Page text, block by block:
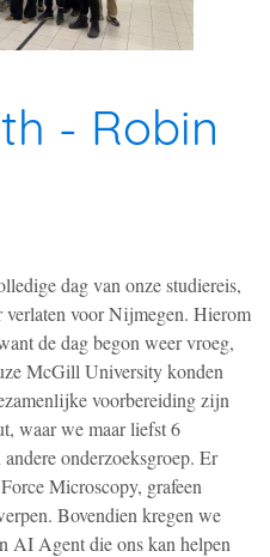
- Robin
dag van onze studiereis,
verlaten voor Nijmegen. Hierom
de dag begon weer vroeg,
McGill University konden
voorbereiding zijn
waar we maar liefst 6
onderzoeksgroep. Er
Microscopy, grafeen
Bovendien kregen we
AI Agent die ons kan helpen